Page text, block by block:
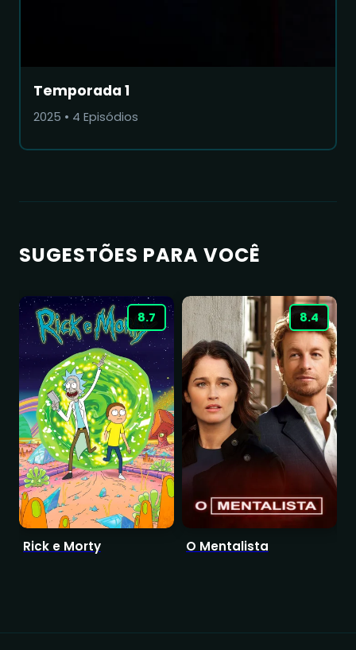
Temporada 1
2025 • 4 Episódios
SUGESTÕES PARA VOCÊ
8.7
Rick e Morty
8.4
O Mentalista